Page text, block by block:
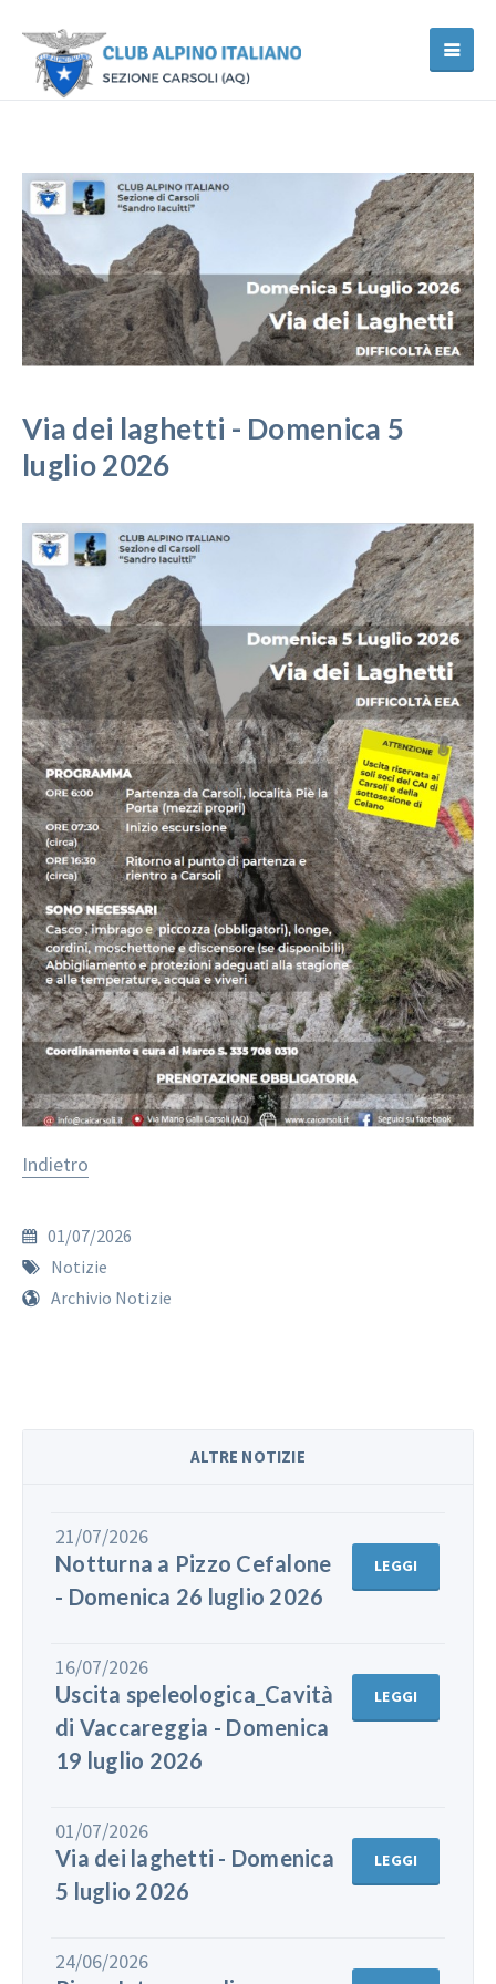
Via dei laghetti - Domenica 5
luglio 2026
Indietro
01/07/2026
Notizie
Archivio Notizie
ALTRE NOTIZIE
21/07/2026
Notturna a Pizzo Cefalone
- Domenica 26 luglio 2026
LEGGI
16/07/2026
Uscita speleologica_Cavità
di Vaccareggia - Domenica
19 luglio 2026
LEGGI
01/07/2026
Via dei laghetti - Domenica
5 luglio 2026
LEGGI
24/06/2026